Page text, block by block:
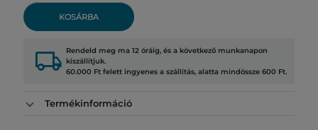
KOSÁRBA
local_shipping Rendeld meg ma 12 óráig, és a következő munkanapon
kiszállítjuk.
60.000 Ft felett ingyenes a szállítás, alatta mindössze 600 Ft.
Termékinformáció